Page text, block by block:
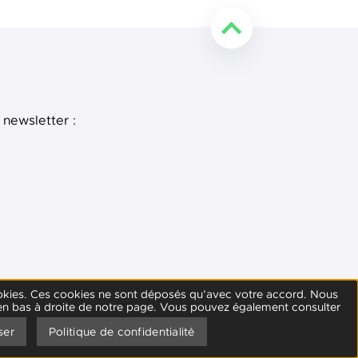
newsletter :
légales Crédits
Ces cookies ne sont déposés qu’avec votre accord. Nous
bas à droite de notre page. Vous pouvez également consulter
Politique de confidentialité